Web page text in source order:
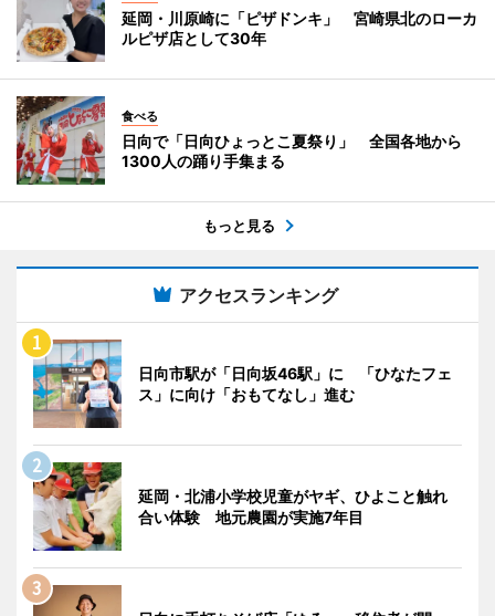
延岡・川原崎に「ピザドンキ」 宮崎県北のローカ
ルピザ店として30年
食べる
日向で「日向ひょっとこ夏祭り」 全国各地から
1300人の踊り手集まる
もっと見る
アクセスランキング
日向市駅が「日向坂46駅」に 「ひなたフェ
ス」に向け「おもてなし」進む
延岡・北浦小学校児童がヤギ、ひよこと触れ
合い体験 地元農園が実施7年目